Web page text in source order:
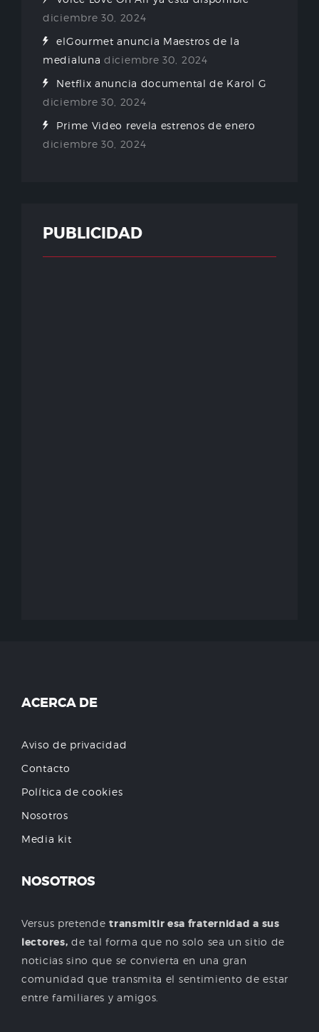
diciembre 30, 2024
elGourmet anuncia Maestros de la
medialuna diciembre 30, 2024
Netflix anuncia documental de Karol G
diciembre 30, 2024
Prime Video revela estrenos de enero
diciembre 30, 2024
PUBLICIDAD
ACERCA DE
Aviso de privacidad
Contacto
Política de cookies
Nosotros
Media kit
NOSOTROS
Versus pretendetransmitir esa fraternidad a sus
lectores, de tal forma que no solo sea un sitio de
noticias sino que se convierta en una gran
comunidad que transmita el sentimiento de estar
entre familiares y amigos.